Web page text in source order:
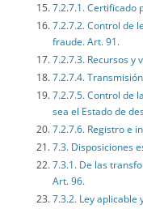
7.2.7.1. Certificado
7.2.7.2. Control de
fraude. Art. 91.
7.2.7.3. Recursos y
7.2.7.4.
7.2.7.5. Control de
sea el Estado de
7.2.7.6. Registro e
7.3. Disposiciones
7.3.1. De las
Art. 96.
7.3.2. Ley aplicable